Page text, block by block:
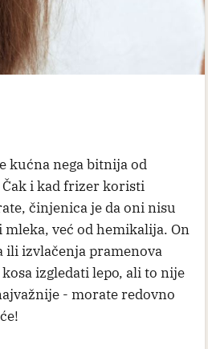
kućna nega bitnija od
i kad frizer koristi
činjenica je da oni nisu
već od hemikalija. On
ili izvlačenja pramenova
izgledati lepo, ali to nije
- morate redovno